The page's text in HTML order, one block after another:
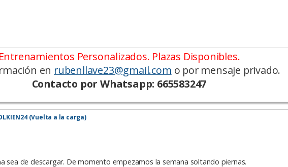
Entrenamientos Personalizados. Plazas Disponibles.
en rubenllave23@gmail.com o por mensaje privado.
Contacto por Whatsapp: 665583247
(Vuelta a la carga)
sea de descargar. De momento empezamos la semana soltando piernas.